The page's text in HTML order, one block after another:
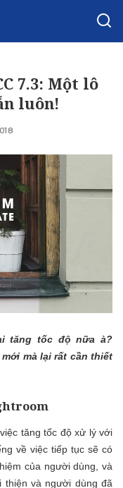
7.3: Một lô
luôn!
tăng tốc độ nữa à?
mà lại rất cần thiết
tăng tốc độ xử lý với
về việc tiếp tục sẽ có
của người dùng, và
thiện và người dùng đã